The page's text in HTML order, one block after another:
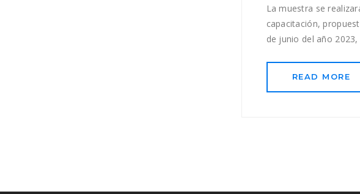
La muestra se
capacitación,
de junio del año
READ MORE